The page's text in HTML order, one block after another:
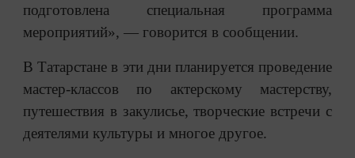
подготовлена специальная программа
мероприятий», — говорится в сообщении.
В Татарстане в эти дни планируется проведение
мастер-классов по актерскому мастерству,
путешествия в закулисье, творческие встречи с
деятелями культуры и многое другое.